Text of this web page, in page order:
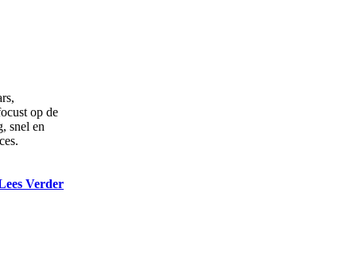
op de
snel en
Verder